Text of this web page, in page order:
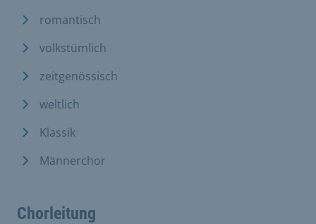
romantisch
volkstümlich
zeitgenössisch
weltlich
Klassik
Männerchor
Chorleitung